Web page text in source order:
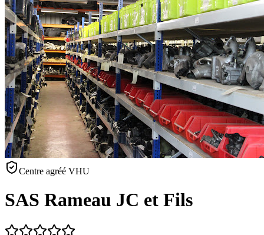
Centre agréé VHU
SAS Rameau JC et Fils